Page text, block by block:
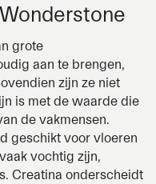
Wonderstone
grote
aan te brengen,
zijn ze niet
is met de waarde die
de vakmensen.
geschikt voor vloeren
vochtig zijn,
Creatina onderscheidt